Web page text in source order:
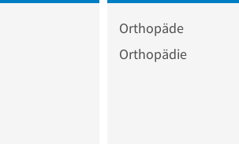
Orthopäde
Orthopädie